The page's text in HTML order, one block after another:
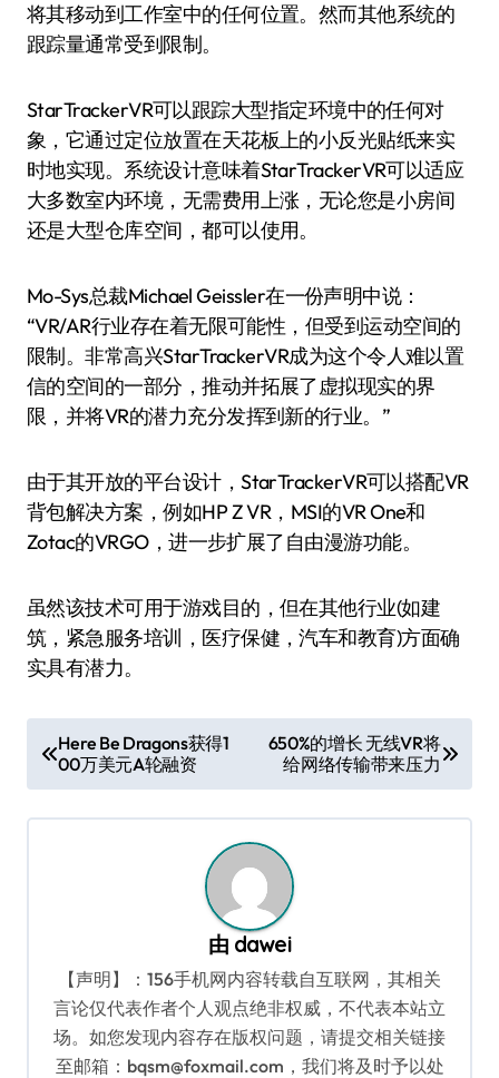
将其移动到工作室中的任何位置。然而其他系统的
跟踪量通常受到限制。
StarTrackerVR可以跟踪大型指定环境中的任何对
象，它通过定位放置在天花板上的小反光贴纸来实
时地实现。系统设计意味着StarTrackerVR可以适应
大多数室内环境，无需费用上涨，无论您是小房间
还是大型仓库空间，都可以使用。
Mo-Sys总裁Michael Geissler在一份声明中说：
“VR/AR行业存在着无限可能性，但受到运动空间的
限制。非常高兴StarTrackerVR成为这个令人难以置
信的空间的一部分，推动并拓展了虚拟现实的界
限，并将VR的潜力充分发挥到新的行业。”
由于其开放的平台设计，StarTrackerVR可以搭配VR
背包解决方案，例如HP Z VR，MSI的VR One和
Zotac的VRGO，进一步扩展了自由漫游功能。
虽然该技术可用于游戏目的，但在其他行业(如建
筑，紧急服务培训，医疗保健，汽车和教育)方面确
实具有潜力。
章
导
Here Be Dragons获得1
00万美元A轮融资
650%的增长 无线VR将
给网络传输带来压力
由 dawei
【声明】：156手机网内容转载自互联网，其相关
言论仅代表作者个人观点绝非权威，不代表本站立
场。如您发现内容存在版权问题，请提交相关链接
至邮箱：bqsm@foxmail.com，我们将及时予以处